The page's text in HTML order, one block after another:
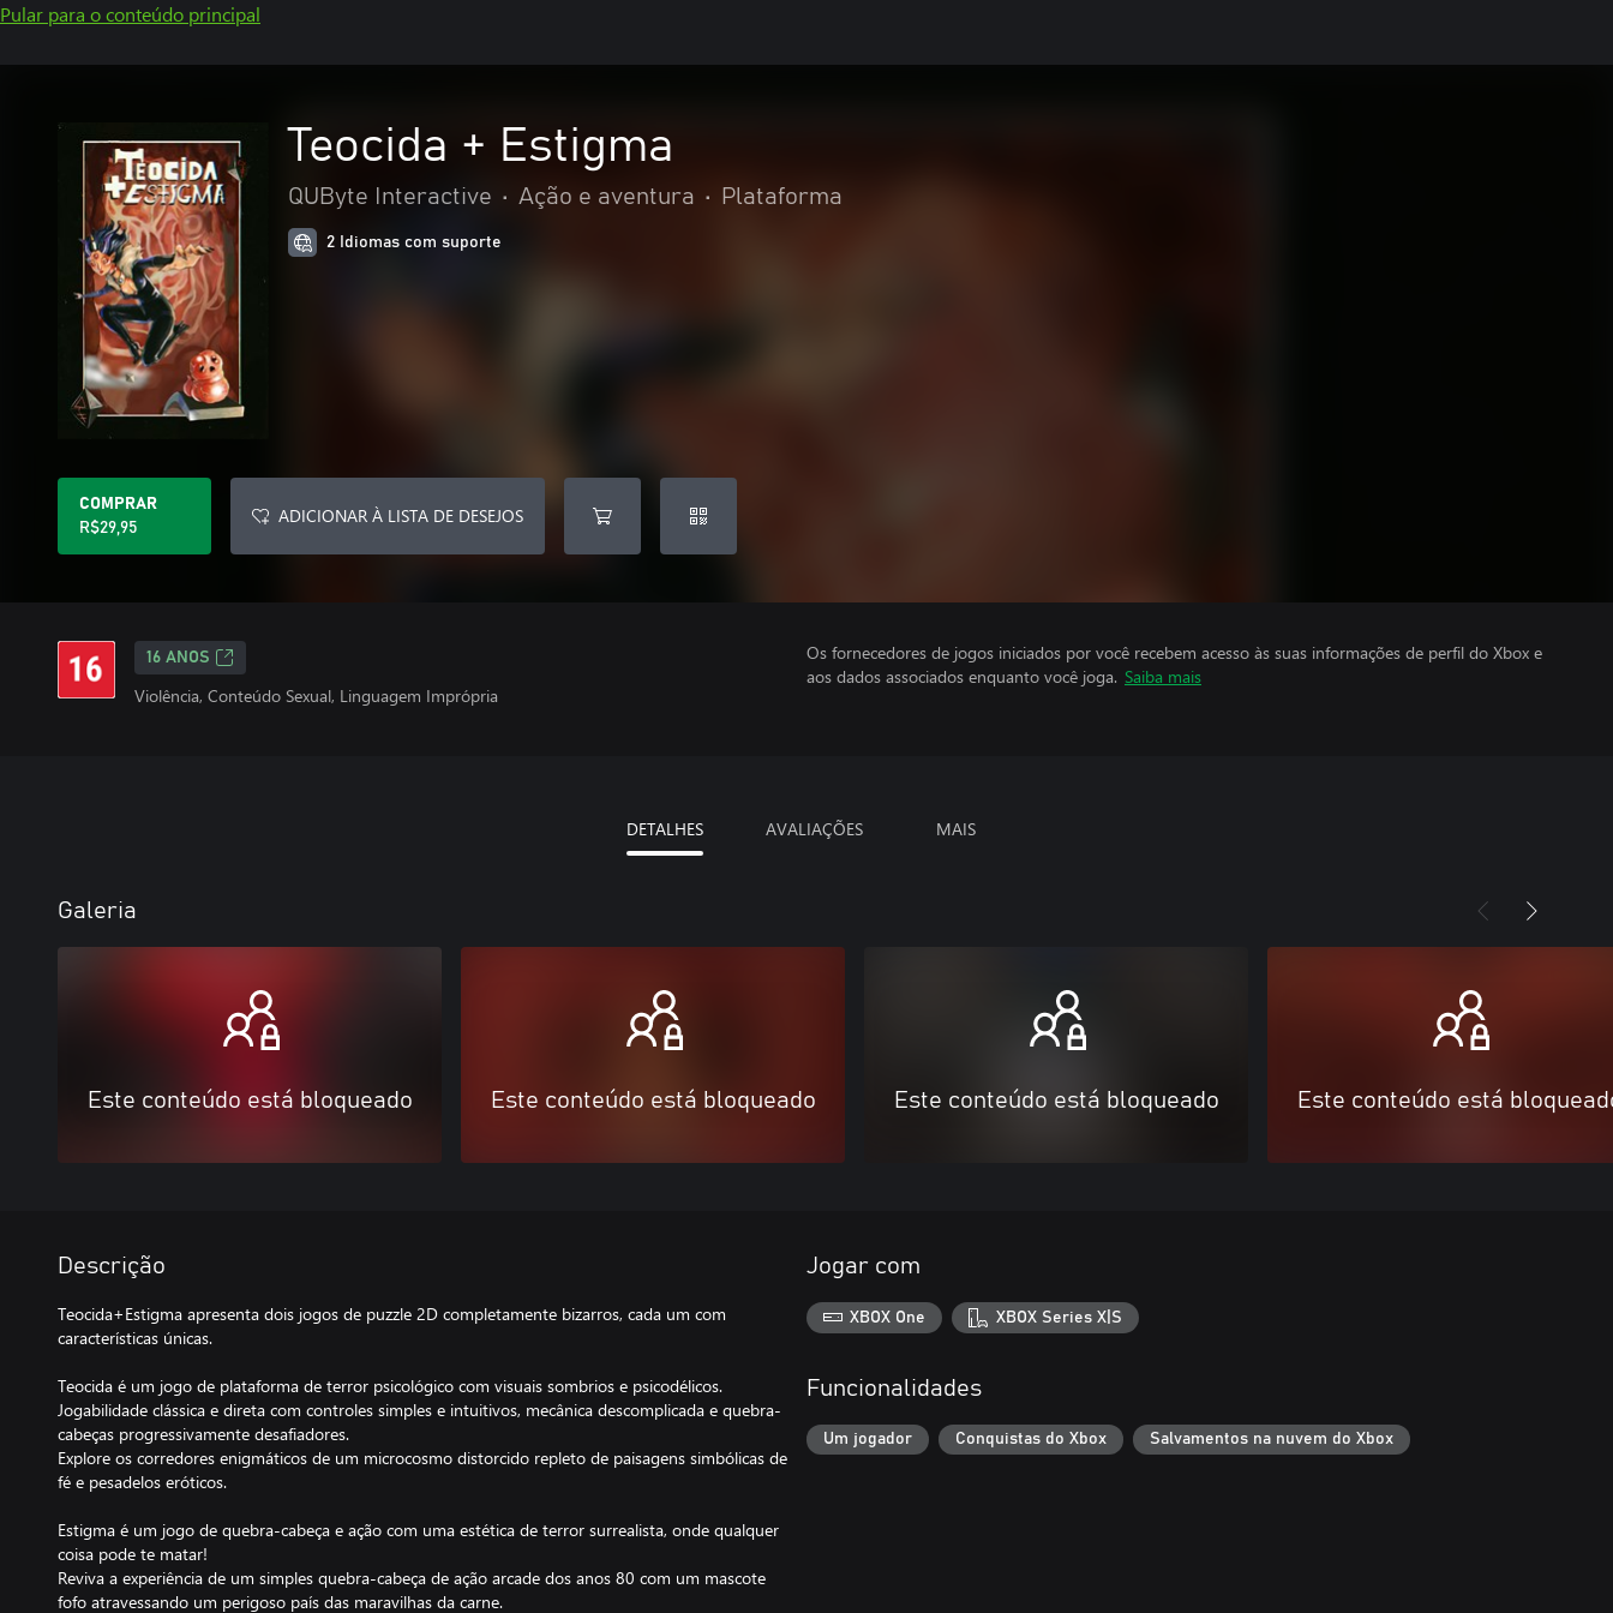
Pular para o conteúdo principal
Teocida + Estigma
QUByte Interactive • Ação e aventura • Plataforma
2 Idiomas com suporte
COMPRAR
R$29,95
ADICIONAR À LISTA DE DESEJOS
16 ANOS
Violência, Conteúdo Sexual, Linguagem Imprópria
Os fornecedores de jogos iniciados por você recebem acesso às suas informações de perfil do Xbox e
aos dados associados enquanto você joga. Saiba mais
DETALHES AVALIAÇÕES MAIS
Galeria
Este conteúdo está bloqueado Este conteúdo está bloqueado Este conteúdo está bloqueado Este conteúdo está
Descrição
Teocida+Estigma apresenta dois jogos de puzzle 2D completamente bizarros, cada um com
características únicas.
Teocida é um jogo de plataforma de terror psicológico com visuais sombrios e psicodélicos.
Jogabilidade clássica e direta com controles simples e intuitivos, mecânica descomplicada e quebra-
cabeças progressivamente desafiadores.
Explore os corredores enigmáticos de um microcosmo distorcido repleto de paisagens simbólicas de
fé e pesadelos eróticos.
Estigma é um jogo de quebra-cabeça e ação com uma estética de terror surrealista, onde qualquer
coisa pode te matar!
Reviva a experiência de um simples quebra-cabeça de ação arcade dos anos 80 com um mascote
fofo atravessando um perigoso país das maravilhas da carne.
Jogar com
XBOX One XBOX Series X|S
Funcionalidades
Um jogador Conquistas do Xbox Salvamentos na nuvem do Xbox